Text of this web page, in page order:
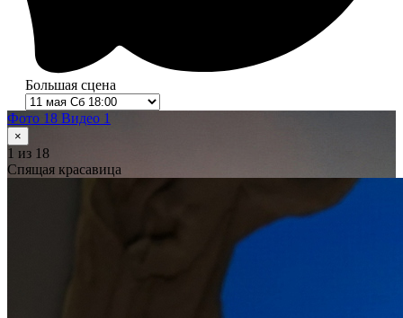
Большая сцена
Фото 18 Видео 1
×
1 из 18
Спящая красавица